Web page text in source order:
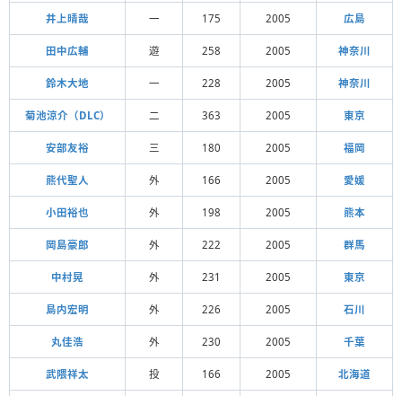
井上晴哉 一 175 2005 広島
田中広輔 遊 258 2005 神奈川
鈴木大地 一 228 2005 神奈川
菊池涼介（DLC） 二 363 2005 東京
安部友裕 三 180 2005 福岡
熊代聖人 外 166 2005 愛媛
小田裕也 外 198 2005 熊本
岡島豪郎 外 222 2005 群馬
中村晃 外 231 2005 東京
島内宏明 外 226 2005 石川
丸佳浩 外 230 2005 千葉
武隈祥太 投 166 2005 北海道